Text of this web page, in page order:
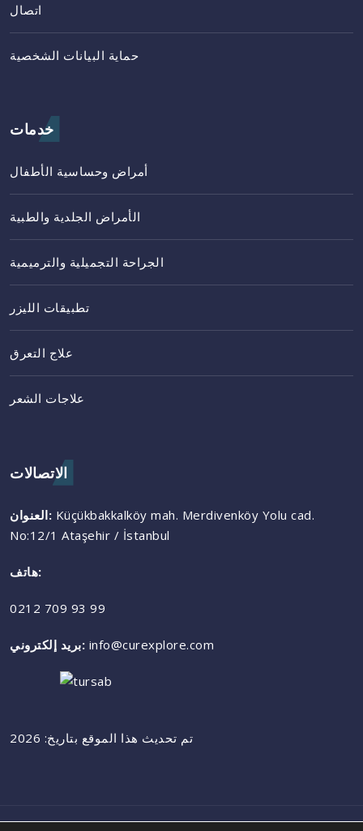
اتصال
حماية البيانات الشخصية
خدمات
أمراض وحساسية الأطفال
الأمراض الجلدية والطبية
الجراحة التجميلية والترميمية
تطبيقات الليزر
علاج التعرق
علاجات الشعر
الاتصالات
العنوان: Küçükbakkalköy mah. Merdivenköy Yolu cad.
No:12/1 Ataşehir / İstanbul
هاتف:
0212 709 93 99
بريد إلكتروني: info@curexplore.com
تم تحديث هذا الموقع بتاريخ: 2026